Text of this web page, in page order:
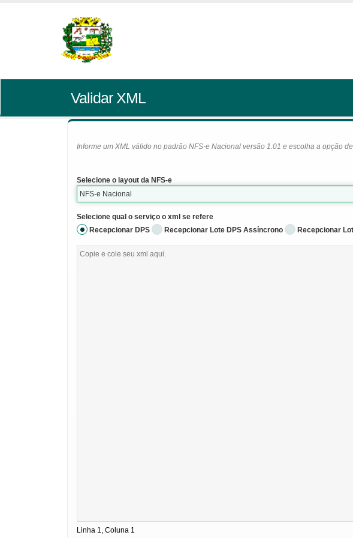
Validar XML
Informe um XML válido no padrão NFS-e Nacional versão 1.01 e escolha a opção
Selecione o layout da NFS-e
NFS-e Nacional
Selecione qual o serviço o xml se refere
Recepcionar DPS
Recepcionar Lote DPS Assíncrono Recepcionar
Linha 1, Coluna 1